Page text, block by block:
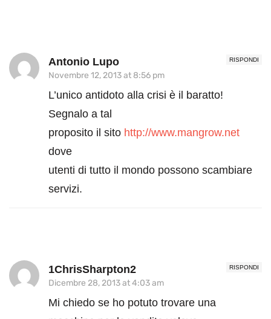
RISPONDI
Antonio Lupo
Novembre 12, 2013 at 8:56 pm
L’unico antidoto alla crisi è il baratto!
Segnalo a tal
proposito il sito http://www.mangrow.net
dove
utenti di tutto il mondo possono scambiare
servizi.
RISPONDI
1ChrisSharpton2
Dicembre 28, 2013 at 4:03 am
Mi chiedo se ho potuto trovare una